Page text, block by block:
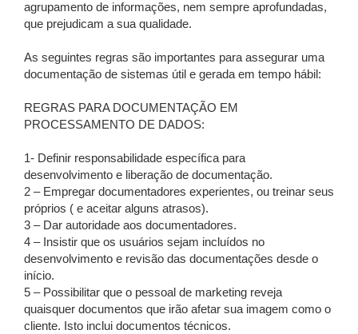
agrupamento de informações, nem sempre aprofundadas,
que prejudicam a sua qualidade.
As seguintes regras são importantes para assegurar uma
documentação de sistemas útil e gerada em tempo hábil:
REGRAS PARA DOCUMENTAÇÃO EM
PROCESSAMENTO DE DADOS:
1- Definir responsabilidade específica para
desenvolvimento e liberação de documentação.
2 – Empregar documentadores experientes, ou treinar seus
próprios ( e aceitar alguns atrasos).
3 – Dar autoridade aos documentadores.
4 – Insistir que os usuários sejam incluídos no
desenvolvimento e revisão das documentações desde o
início.
5 – Possibilitar que o pessoal de marketing reveja
quaisquer documentos que irão afetar sua imagem como o
cliente. Isto inclui documentos técnicos.